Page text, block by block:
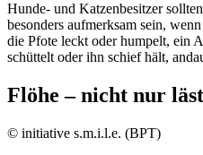
Hunde- und Katzenbesitzer
besonders aufmerksam sein,
die Pfote leckt oder humpelt, ein
schüttelt oder ihn schief hält,
Flöhe – nicht nur
© initiative s.m.i.l.e. (BPT)